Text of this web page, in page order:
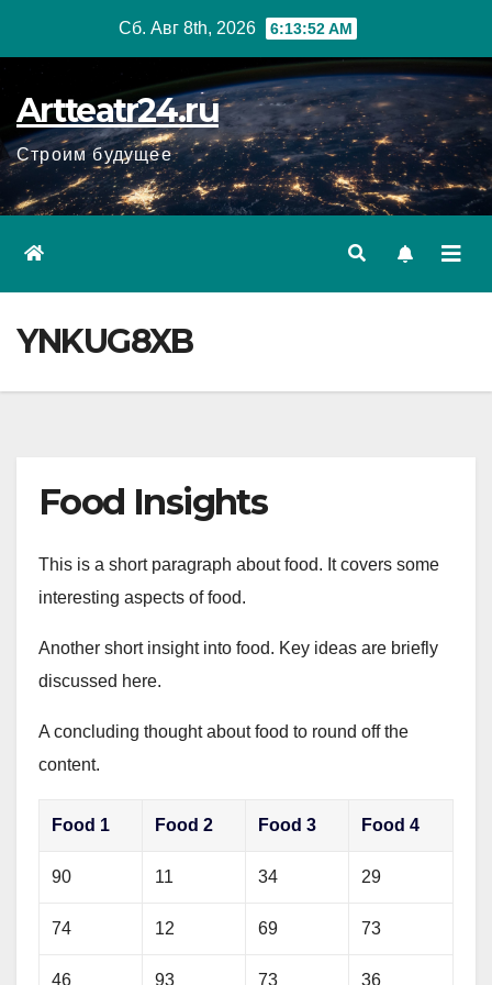
Сб. Авг 8th, 2026 6:13:53 AM
Artteatr24.ru
Строим будущее
YNKUG8XB
Food Insights
This is a short paragraph about food. It covers some
interesting aspects of food.
Another short insight into food. Key ideas are briefly
discussed here.
A concluding thought about food to round off the
content.
Food 1 Food 2 Food 3 Food 4
90 11 34 29
74 12 69 73
46 93 73 36